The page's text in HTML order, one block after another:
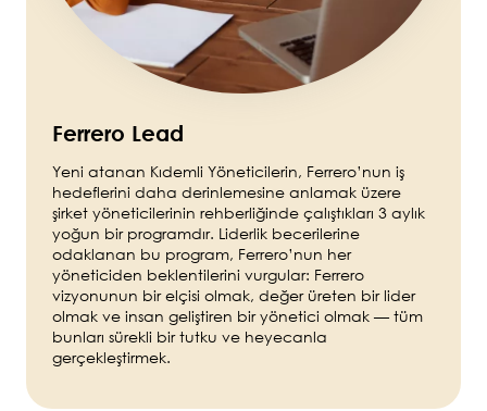
Ferrero Lead
Yeni atanan Kıdemli Yöneticilerin, Ferrero’nun iş
hedeflerini daha derinlemesine anlamak üzere
şirket yöneticilerinin rehberliğinde çalıştıkları 3 aylık
yoğun bir programdır. Liderlik becerilerine
odaklanan bu program, Ferrero’nun her
yöneticiden beklentilerini vurgular: Ferrero
vizyonunun bir elçisi olmak, değer üreten bir lider
olmak ve insan geliştiren bir yönetici olmak — tüm
bunları sürekli bir tutku ve heyecanla
gerçekleştirmek.